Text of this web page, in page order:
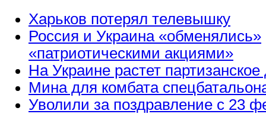
Харьков потерял телевышку
Россия и Украина «обменялись»
«патриотическими акциями»
На Украине растет
Мина для комбата
Уволили за поздравление с 23